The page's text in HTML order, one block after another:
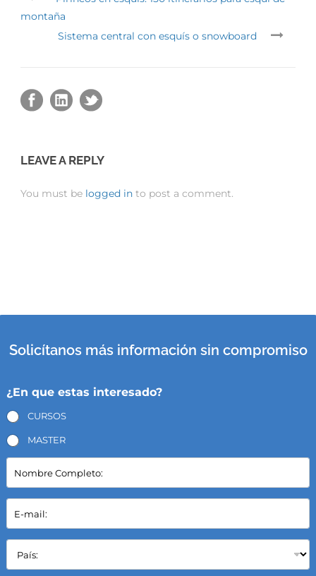
montaña
Sistema central con esquís o snowboard
LEAVE A REPLY
You must be logged in to post a comment.
Solicítanos más información sin compromiso
¿En que estas interesado?
CURSOS
MASTER
N
m
b
e
C
m
E
m
a
l
P
í